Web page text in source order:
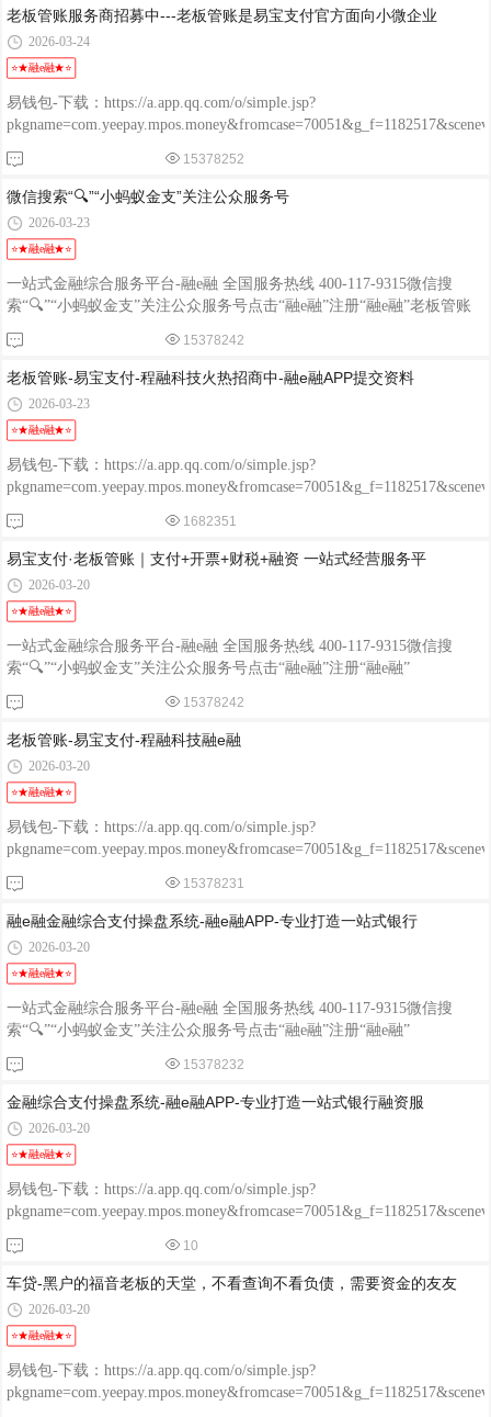
道）+经营融资+对账+资金管理一体化- 特点：一码全收（微信/支付宝/
银联/数字人民币）、资金直达、随借随还二、融资服务核心要点1. 产
品覆盖- 经营贷：基于商户经营流水、纳税、POS数据的经营性信用贷-
信用贷：纯信用、低门槛、线上审批- 分期/周转：订单贷、备货贷、
老板管账服务商招募中---老板管账是易宝支付官方面向小微企业
2026-03-24
⭐★融e融★⭐
易钱包-下载：https://a.app.qq.com/o/simple.jsp?
POS：http://oss.flmyzf.com/yzf/html/regist/index.html?phone=%E4%
15378252
微信搜索“🔍”“小蚂蚁金支”关注公众服务号
2026-03-23
⭐★融e融★⭐
一站式金融综合服务平台-融e融 全国服务热线 400-117-9315微信搜
索“🔍”“小蚂蚁金支”关注公众服务号点击“融e融”注册“融e融”老板管账
册“融e融”APP老板管账是易宝支付官方推出的小微商户一站式经营+支
付+财税+金融平台，面向全国招渠道/代理商，主打支付+开票+金融一
体化，适合做本地商户拓展、支付代理、财税服务的团队。一、产品定
位（给商户用什么）- 商户版：收款（微信/支付宝/云闪付
15378242
老板管账-易宝支付-程融科技火热招商中-融e融APP提交资料
2026-03-23
⭐★融e融★⭐
易钱包-下载：https://a.app.qq.com/o/simple.jsp?
POS：http://oss.flmyzf.com/yzf/html/regist/index.html?phone=%E4%
1682351
易宝支付·老板管账｜支付+开票+财税+融资 一站式经营服务平
2026-03-20
⭐★融e融★⭐
一站式金融综合服务平台-融e融 全国服务热线 400-117-9315微信搜
索“🔍”“小蚂蚁金支”关注公众服务号点击“融e融”注册“融e融”
15378242
老板管账-易宝支付-程融科技融e融
2026-03-20
⭐★融e融★⭐
易钱包-下载：https://a.app.qq.com/o/simple.jsp?
POS：http://oss.flmyzf.com/yzf/html/regist/index.html?phone=%E4%
15378231
融e融金融综合支付操盘系统-融e融APP-专业打造一站式银行
2026-03-20
⭐★融e融★⭐
一站式金融综合服务平台-融e融 全国服务热线 400-117-9315微信搜
索“🔍”“小蚂蚁金支”关注公众服务号点击“融e融”注册“融e融”
15378232
金融综合支付操盘系统-融e融APP-专业打造一站式银行融资服
2026-03-20
⭐★融e融★⭐
易钱包-下载：https://a.app.qq.com/o/simple.jsp?
POS：http://oss.flmyzf.com/yzf/html/regist/index.html?phone=%E4%
10
车贷-黑户的福音老板的天堂，不看查询不看负债，需要资金的友友
2026-03-20
⭐★融e融★⭐
易钱包-下载：https://a.app.qq.com/o/simple.jsp?